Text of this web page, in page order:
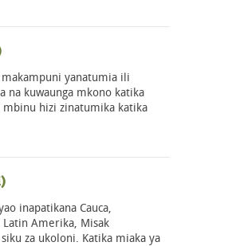
yanatumia ili
na kuwaunga mkono katika
mbinu hizi zinatumika katika
inapatikana Cauca,
Amerika, Misak
za ukoloni. Katika miaka ya